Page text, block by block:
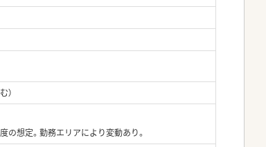
）
の想定。勤務エリアにより変動あり。